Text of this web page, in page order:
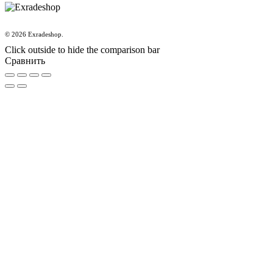
© 2026 Exradeshop.
Click outside to hide the comparison bar
Сравнить